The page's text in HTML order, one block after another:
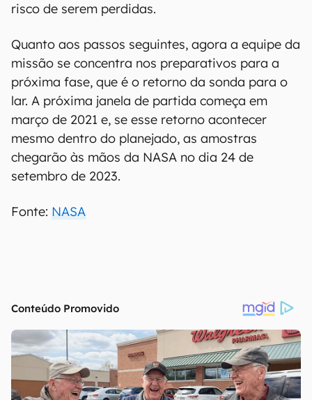
risco de serem perdidas.
Quanto aos passos seguintes, agora a equipe da
missão se concentra nos preparativos para a
próxima fase, que é o retorno da sonda para o
lar. A próxima janela de partida começa em
março de 2021 e, se esse retorno acontecer
mesmo dentro do planejado, as amostras
chegarão às mãos da NASA no dia 24 de
setembro de 2023.
Fonte: NASA